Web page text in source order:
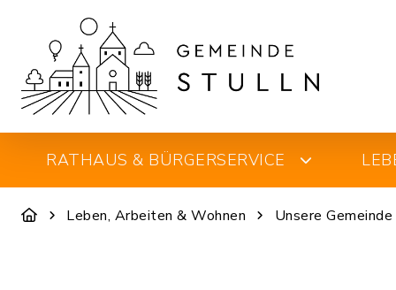
RATHAUS & BÜRGERSERVICE
Leben, Arbeiten & Wohnen Unsere Gemeinde